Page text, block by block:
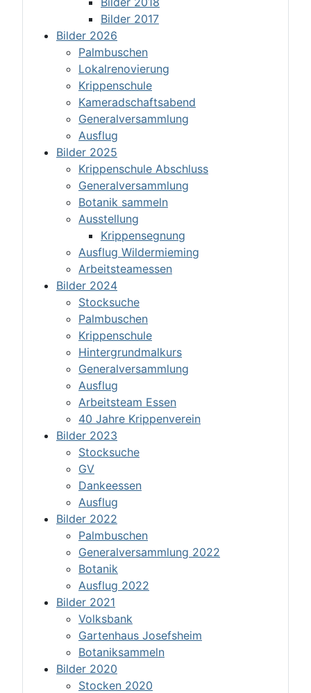
Bilder 2017
Bilder 2026
Palmbuschen
Lokalrenovierung
Krippenschule
Kameradschaftsabend
Generalversammlung
Ausflug
Bilder 2025
Krippenschule Abschluss
Generalversammlung
Botanik sammeln
Ausstellung
Krippensegnung
Ausflug Wildermieming
Arbeitsteamessen
Bilder 2024
Stocksuche
Palmbuschen
Krippenschule
Hintergrundmalkurs
Generalversammlung
Ausflug
Arbeitsteam Essen
40 Jahre Krippenverein
Bilder 2023
Stocksuche
GV
Dankeessen
Ausflug
Bilder 2022
Palmbuschen
Generalversammlung 2022
Botanik
Ausflug 2022
Bilder 2021
Volksbank
Gartenhaus Josefsheim
Botaniksammeln
Bilder 2020
Stocken 2020